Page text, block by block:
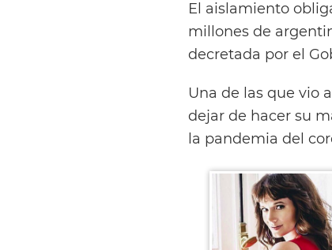
El aislamiento
millones de
decretada por el
Una de las que vio
dejar de hacer su
la pandemia del